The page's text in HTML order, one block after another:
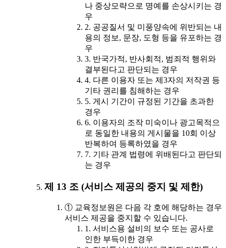
나 중상모략으로 명예를 손상시키는 경
우
2. 공공질서 및 미풍양속에 위반되는 내
용의 정보, 문장, 도형 등을 유포하는 경
우
3. 반국가적, 반사회적, 범죄적 행위와
결부된다고 판단되는 경우
4. 다른 이용자 또는 제3자의 저작권 등
기타 권리를 침해하는 경우
5. 게시 기간이 규정된 기간을 초과한
경우
6. 이용자의 조작 미숙이나 광고목적으
로 동일한 내용의 게시물을 10회 이상
반복하여 등록하였을 경우
7. 기타 관계 법령에 위배된다고 판단되
는 경우
제 13 조 (서비스 제공의 중지 및 제한)
① 교육정보원은 다음 각 호에 해당하는 경우
서비스 제공을 중지할 수 있습니다.
1. 서비스용 설비의 보수 또는 공사로
인한 부득이한 경우